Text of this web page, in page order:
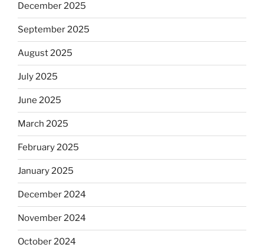
December 2025
September 2025
August 2025
July 2025
June 2025
March 2025
February 2025
January 2025
December 2024
November 2024
October 2024